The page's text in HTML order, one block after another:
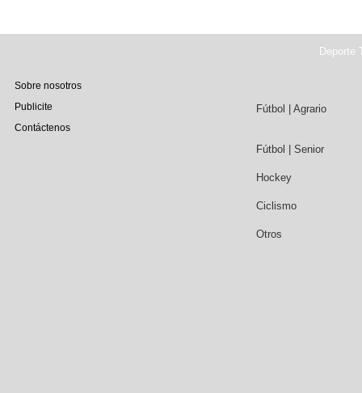
Deporte
Sobre nosotros
Publicite
Contáctenos
Fútbol | Agrario
Fútbol | Senior
Hockey
Ciclismo
Otros